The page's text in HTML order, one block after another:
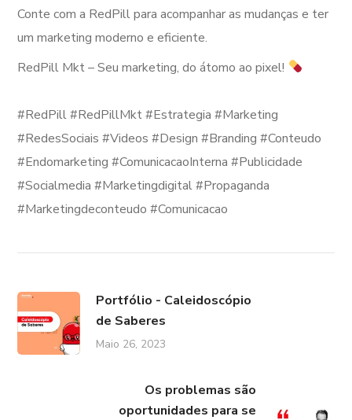
Conte com a RedPill para acompanhar as mudanças e ter
um marketing moderno e eficiente.
RedPill Mkt – Seu marketing, do átomo ao pixel!
#RedPill #RedPillMkt #Estrategia #Marketing
#RedesSociais #Videos #Design #Branding #Conteudo
#Endomarketing #ComunicacaoInterna #Publicidade
#Socialmedia #Marketingdigital #Propaganda
#Marketingdeconteudo #Comunicacao
Portfólio - Caleidoscópio
de Saberes
Maio 26, 2023
Os problemas são
oportunidades para se